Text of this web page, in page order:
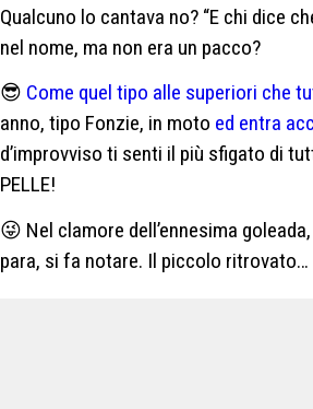
Qualcuno lo cantava no? “E chi dice
nel nome, ma non era un pacco?
😎 Come quel tipo alle superiori che
anno, tipo Fonzie, in moto ed entra
d’improvviso ti senti il più sfigato di
PELLE!
😜 Nel clamore dell’ennesima
para, si fa notare. Il piccolo